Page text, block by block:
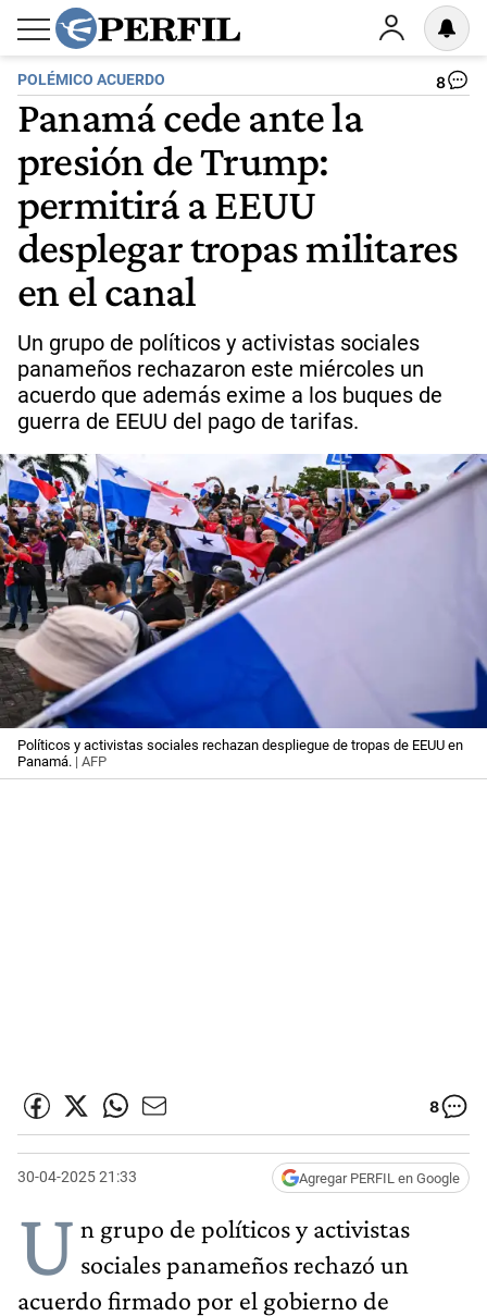
POLÉMICO ACUERDO 8
Panamá cede ante la
presión de Trump:
permitirá a EEUU
desplegar tropas militares
en el canal
Un grupo de políticos y activistas sociales
panameños rechazaron este miércoles un
acuerdo que además exime a los buques de
guerra de EEUU del pago de tarifas.
Políticos y activistas sociales rechazan despliegue de tropas de EEUU en
Panamá. | AFP
8
30-04-2025 21:33 Agregar PERFIL en Google
U n grupo de políticos y activistas
sociales panameños rechazó un
acuerdo firmado por el gobierno de